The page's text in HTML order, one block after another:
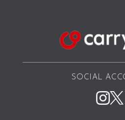
SOCIAL